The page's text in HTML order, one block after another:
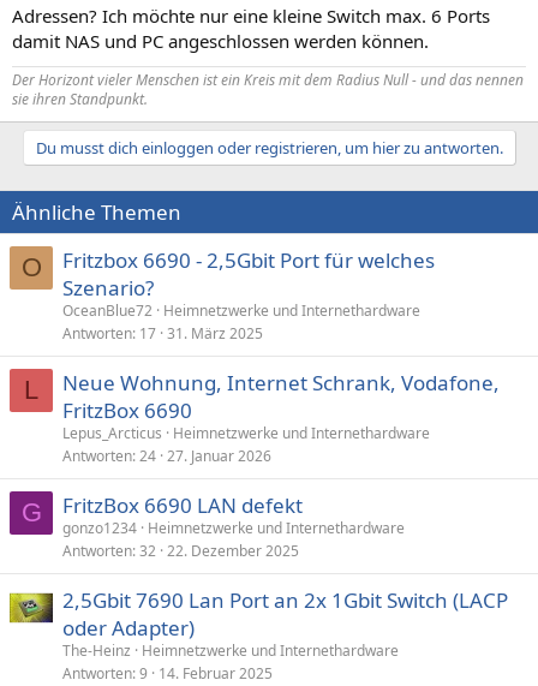
Adressen? Ich möchte nur eine kleine Switch max. 6 Ports
damit NAS und PC angeschlossen werden können.
Der Horizont vieler Menschen ist ein Kreis mit dem Radius Null - und das nennen
sie ihren Standpunkt.
Du musst dich einloggen oder registrieren, um hier zu antworten.
Ähnliche Themen
O
Fritzbox 6690 - 2,5Gbit Port für welches
Szenario?
OceanBlue72 Heimnetzwerke und Internethardware
Antworten 17 31. März 2025
L
Neue Wohnung, Internet Schrank, Vodafone,
FritzBox 6690
Lepus_Arcticus
Heimnetzwerke und Internethardware
Antworten 24 27. Januar 2026
G FritzBox 6690 LAN defekt
gonzo1234 Heimnetzwerke und Internethardware
Antworten 32 22. Dezember 2025
2,5Gbit 7690 Lan Port an 2x 1Gbit Switch (LACP
oder Adapter)
The-Heinz
Heimnetzwerke und Internethardware
Antworten 9 14. Februar 2025